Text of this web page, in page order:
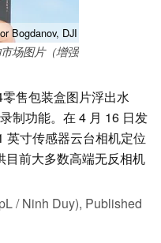
Bogdanov, DJI
场图片（增强
售包装盒图片浮出水
制功能。在 4 月 16 日发
英寸传感器云台相机定位
目前大多数高端无反相机
/ Ninh Duy), Published